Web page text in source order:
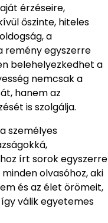
érzéseire,
őszinte, hiteles
a
remény egyszerre
belehelyezkedhet a
nemcsak a
hanem az
is szolgálja.
személyes
írt sorok egyszerre
olvasóhoz, aki
és az élet örömeit,
válik egyetemes